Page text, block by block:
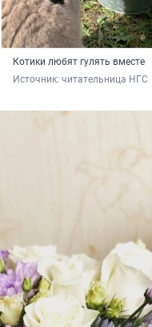
Котики любят гулять вместе
Источник: читательница НГС